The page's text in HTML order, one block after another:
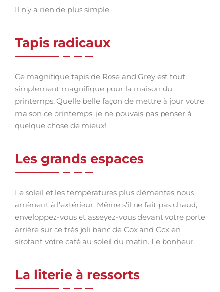
Il n’y a rien de plus simple.
Tapis radicaux
Ce magnifique tapis de Rose and Grey est tout
simplement magnifique pour la maison du
printemps. Quelle belle façon de mettre à jour votre
maison ce printemps. je ne pouvais pas penser à
quelque chose de mieux!
Les grands espaces
Le soleil et les températures plus clémentes nous
amènent à l’extérieur. Même s’il ne fait pas chaud,
enveloppez-vous et asseyez-vous devant votre porte
arrière sur ce très joli banc de Cox and Cox en
sirotant votre café au soleil du matin. Le bonheur.
La literie à ressorts